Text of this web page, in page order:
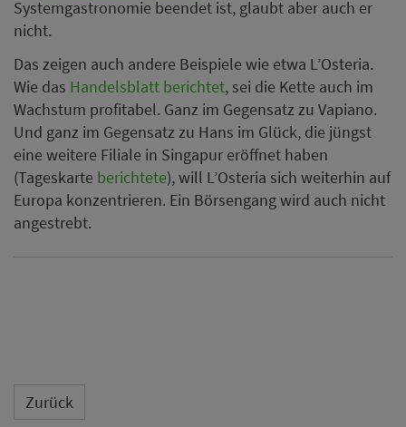
Systemgastronomie beendet ist, glaubt aber auch er
nicht.
Das zeigen auch andere Beispiele wie etwa L’Osteria.
Wie das Handelsblatt berichtet, sei die Kette auch im
Wachstum profitabel. Ganz im Gegensatz zu Vapiano.
Und ganz im Gegensatz zu Hans im Glück, die jüngst
eine weitere Filiale in Singapur eröffnet haben
(Tageskarte berichtete), will L’Osteria sich weiterhin auf
Europa konzentrieren. Ein Börsengang wird auch nicht
angestrebt.
Zurück